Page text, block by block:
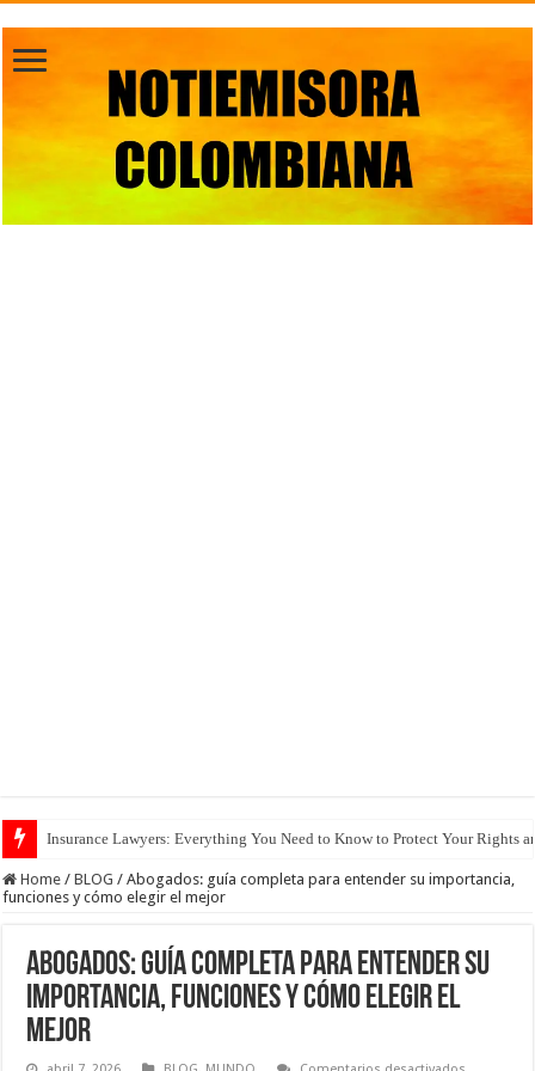
Insurance Lawyers: Everything You Need to Know to Protect Your Rights
Home / BLOG / Abogados: guía completa para entender su importancia,
funciones y cómo elegir el mejor
Abogados: guía completa para entender su
importancia, funciones y cómo elegir el
mejor